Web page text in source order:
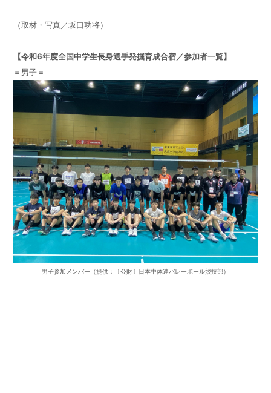
（取材・写真／坂口功将）
【令和6年度全国中学生長身選手発掘育成合宿／参加者一覧】
＝男子＝
男子参加メンバー（提供：〔公財〕日本中体連バレーボール競技部）